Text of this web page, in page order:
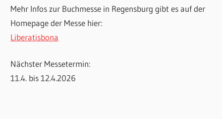
Mehr Infos zur Buchmesse in Regensburg gibt es auf der
Homepage der Messe hier:
Liberatisbona
Nächster Messetermin:
11.4. bis 12.4.2026